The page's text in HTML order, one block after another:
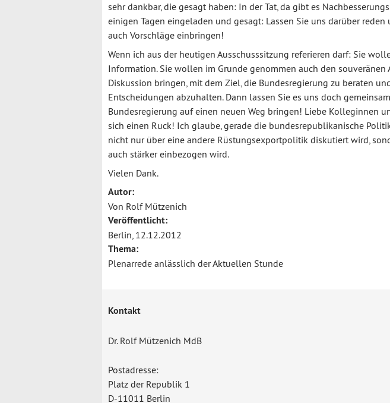
sehr dankbar, die gesagt haben: In der Tat, da gibt es
einigen Tagen eingeladen und gesagt: Lassen Sie uns darüber
auch Vorschläge einbringen!
Wenn ich aus der heutigen Ausschusssitzung referieren darf: Sie
Information. Sie wollen im Grunde genommen auch den souveränen
Diskussion bringen, mit dem Ziel, die Bundesregierung zu beraten
Entscheidungen abzuhalten. Dann lassen Sie es uns doch
Bundesregierung auf einen neuen Weg bringen! Liebe Kolleginnen
sich einen Ruck! Ich glaube, gerade die bundesrepublikanische
nicht nur über eine andere Rüstungsexportpolitik diskutiert wird,
auch stärker einbezogen wird.
Vielen Dank.
Autor:
Von Rolf Mützenich
Veröffentlicht:
Berlin, 12.12.2012
Thema:
Plenarrede anlässlich der Aktuellen Stunde
Kontakt
Dr. Rolf Mützenich MdB
Postadresse:
Platz der Republik 1
D-11011 Berlin